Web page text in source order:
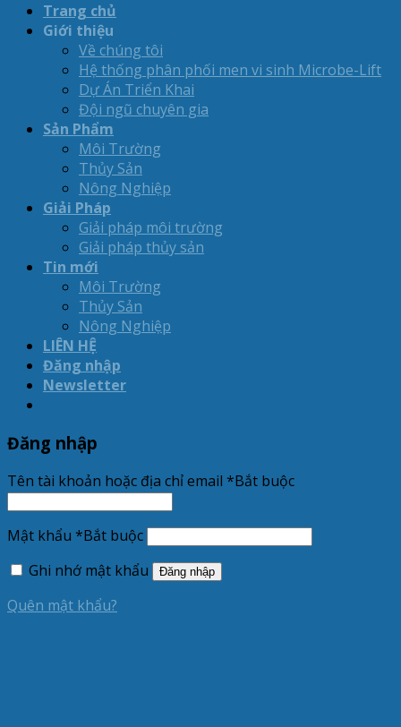
Trang chủ
Giới thiệu
Về chúng tôi
Hệ thống phân phối men vi sinh Microbe-Lift
Dự Án Triển Khai
Đội ngũ chuyên gia
Sản Phẩm
Môi Trường
Thủy Sản
Nông Nghiệp
Giải Pháp
Giải pháp môi trường
Giải pháp thủy sản
Tin mới
Môi Trường
Thủy Sản
Nông Nghiệp
LIÊN HỆ
Đăng nhập
Newsletter
Đăng nhập
Tên tài khoản hoặc địa chỉ email *Bắt buộc
Mật khẩu *Bắt buộc
Ghi nhớ mật khẩu
Đăng nhập
Quên mật khẩu?